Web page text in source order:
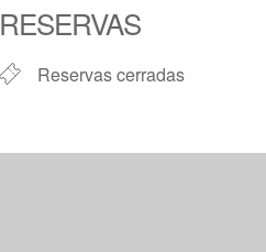
RESERVAS
Reservas cerradas